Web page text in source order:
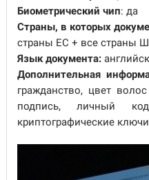
Биометрический чип: да
Страны, в которых
страны ЕС + все страны
Язык документа:
Дополнительная
гражданство, цвет
подпись, личный
криптографические